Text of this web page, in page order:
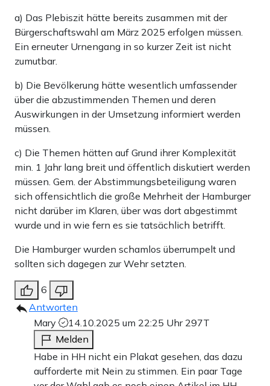
a) Das Plebiszit hätte bereits zusammen mit der
Bürgerschaftswahl am März 2025 erfolgen müssen.
Ein erneuter Urnengang in so kurzer Zeit ist nicht
zumutbar.
b) Die Bevölkerung hätte wesentlich umfassender
über die abzustimmenden Themen und deren
Auswirkungen in der Umsetzung informiert werden
müssen.
c) Die Themen hätten auf Grund ihrer Komplexität
min. 1 Jahr lang breit und öffentlich diskutiert werden
müssen. Gem. der Abstimmungsbeteiligung waren
sich offensichtlich die große Mehrheit der Hamburger
nicht darüber im Klaren, über was dort abgestimmt
wurde und in wie fern es sie tatsächlich betrifft.
Die Hamburger wurden schamlos überrumpelt und
sollten sich dagegen zur Wehr setzten.
6
Antworten
Mary
14.10.2025 um 22:25 Uhr 297T
Melden
Habe in HH nicht ein Plakat gesehen, das dazu
aufforderte mit Nein zu stimmen. Ein paar Tage